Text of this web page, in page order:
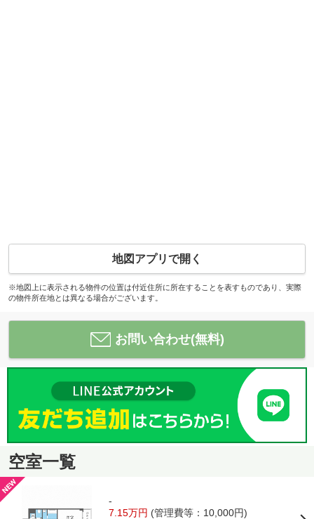
地図アプリで開く
※地図上に表示される物件の位置は付近住所に所在することを表すものであり、実際
の物件所在地とは異なる場合がございます。
お問い合わせ(無料)
空室一覧
-
7.15万円 (管理費等：10,000円)